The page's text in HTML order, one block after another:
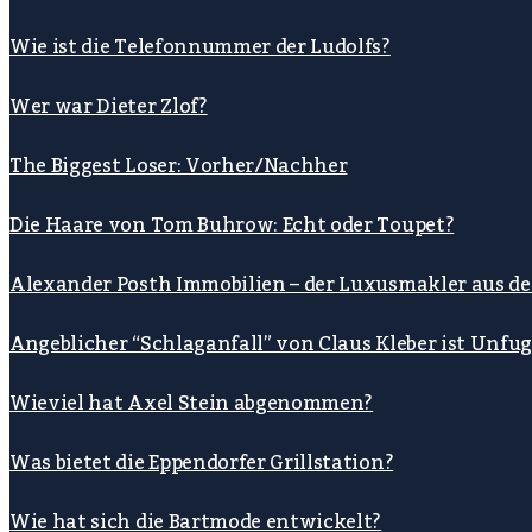
Wie ist die Telefonnummer der Ludolfs?
Wer war Dieter Zlof?
The Biggest Loser: Vorher/Nachher
Die Haare von Tom Buhrow: Echt oder Toupet?
Alexander Posth Immobilien – der Luxusmakler aus
Angeblicher “Schlaganfall” von Claus Kleber ist Unfug
Wieviel hat Axel Stein abgenommen?
Was bietet die Eppendorfer Grillstation?
Wie hat sich die Bartmode entwickelt?